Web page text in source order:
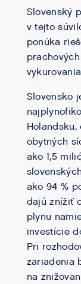
Slovenský
v tejto
ponúka
Slovensko
obytných
ako 1,5
ako 94 %
dajú znížiť
plynu
investície
Pri
zariadenia
na